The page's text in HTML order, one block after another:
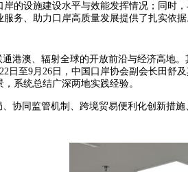
岸的设施建设水平与效能发挥情况；同时
服务、助力口岸高质量发展提供了扎实依
港澳、辐射全球的开放前沿与经济高地
日至9月26日，中国口岸协会副会长田
系统总结广深两地实践经验。
协同监管机制、跨境贸易便利化创新措